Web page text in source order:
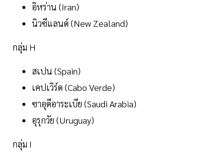
อิหร่าน (Iran)
นิวซีแลนด์ (New Zealand)
กลุ่ม H
สเปน (Spain)
เคปเวิร์ด (Cabo Verde)
ซาอุดีอาระเบีย (Saudi Arabia)
อุรุกวัย (Uruguay)
กลุ่ม I